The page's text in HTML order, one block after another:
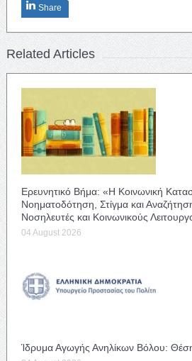
Share
Related Articles
Ερευνητικό Βήμα: «Η Κοινωνική
Νοηματοδότηση, Στίγμα και
Νοσηλευτές και Κοινωνικούς
04 August 2026
Ίδρυμα Αγωγής Ανηλίκων Βόλου: